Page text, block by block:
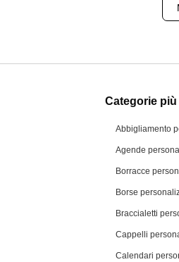
Categorie
Abbigliamento
Agende
Borracce
Borse
Braccialetti
Cappelli
Calendari